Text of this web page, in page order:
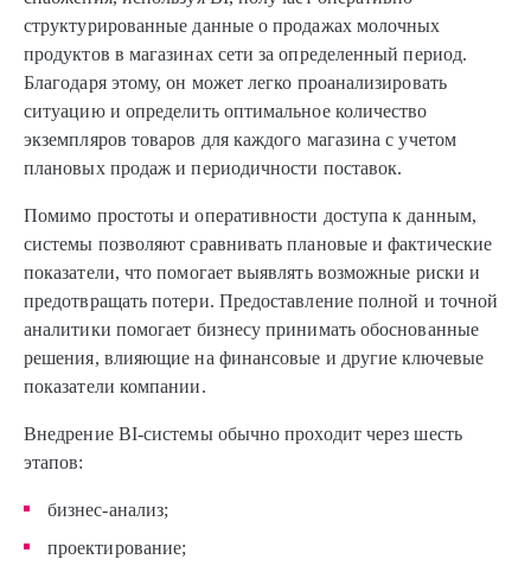
структурированные данные о продажах молочных
продуктов в магазинах сети за определенный период.
Благодаря этому, он может легко проанализировать
ситуацию и определить оптимальное количество
экземпляров товаров для каждого магазина с учетом
плановых продаж и периодичности поставок.
Помимо простоты и оперативности доступа к данным,
системы позволяют сравнивать плановые и фактические
показатели, что помогает выявлять возможные риски и
предотвращать потери. Предоставление полной и точной
аналитики помогает бизнесу принимать обоснованные
решения, влияющие на финансовые и другие ключевые
показатели компании.
Внедрение BI-системы обычно проходит через шесть
этапов:
бизнес-анализ;
проектирование;